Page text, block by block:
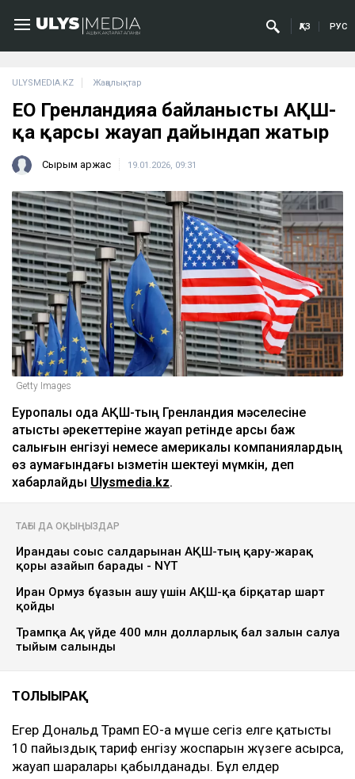
ҚАЗ РУС
ULYSMEDIA.KZ Жаңалықтар
ЕО Гренландияға байланысты АҚШ-
қа қарсы жауап дайындап жатыр
Сырым Қаржас 19.01.2026, 09:31
Getty Images
Еуропалық одақ АҚШ-тың Гренландия мәселесіне
қатысты әрекеттеріне жауап ретінде қарсы баж
салығын енгізуі немесе америкалық компаниялардың
өз аумағындағы қызметін шектеуі мүмкін, деп
хабарлайды Ulysmedia.kz.
ТАҒЫ ДА ОҚЫҢЫЗДАР
Ирандағы соғыс салдарынан АҚШ-тың қару-жарақ
қоры азайып барады - NYT
Иран Ормуз бұғазын ашу үшін АҚШ-қа бірқатар шарт
қойды
Трампқа Ақ үйде 400 млн долларлық бал залын салуға
тыйым салынды
ТОЛЫҒЫРАҚ
Егер Дональд Трамп ЕО-ға мүше сегіз елге қатысты
10 пайыздық тариф енгізу жоспарын жүзеге асырса,
жауап шаралары қабылданады. Бұл елдер